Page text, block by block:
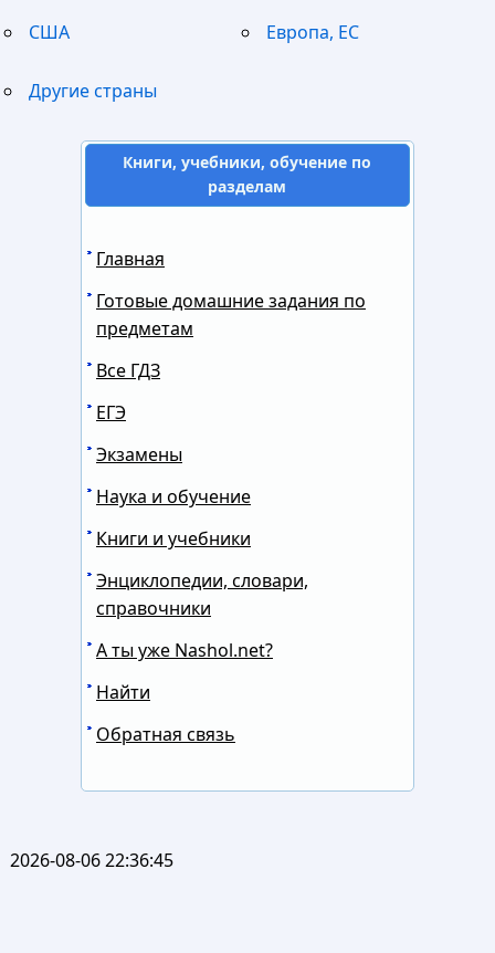
США Европа, ЕС
Другие страны
Книги, учебники, обучение по
разделам
Главная
Готовые домашние задания по
предметам
Все ГДЗ
ЕГЭ
Экзамены
Наука и обучение
Книги и учебники
Энциклопедии, словари,
справочники
А ты уже Nashol.net?
Найти
Обратная связь
2026-08-06 22:36:45